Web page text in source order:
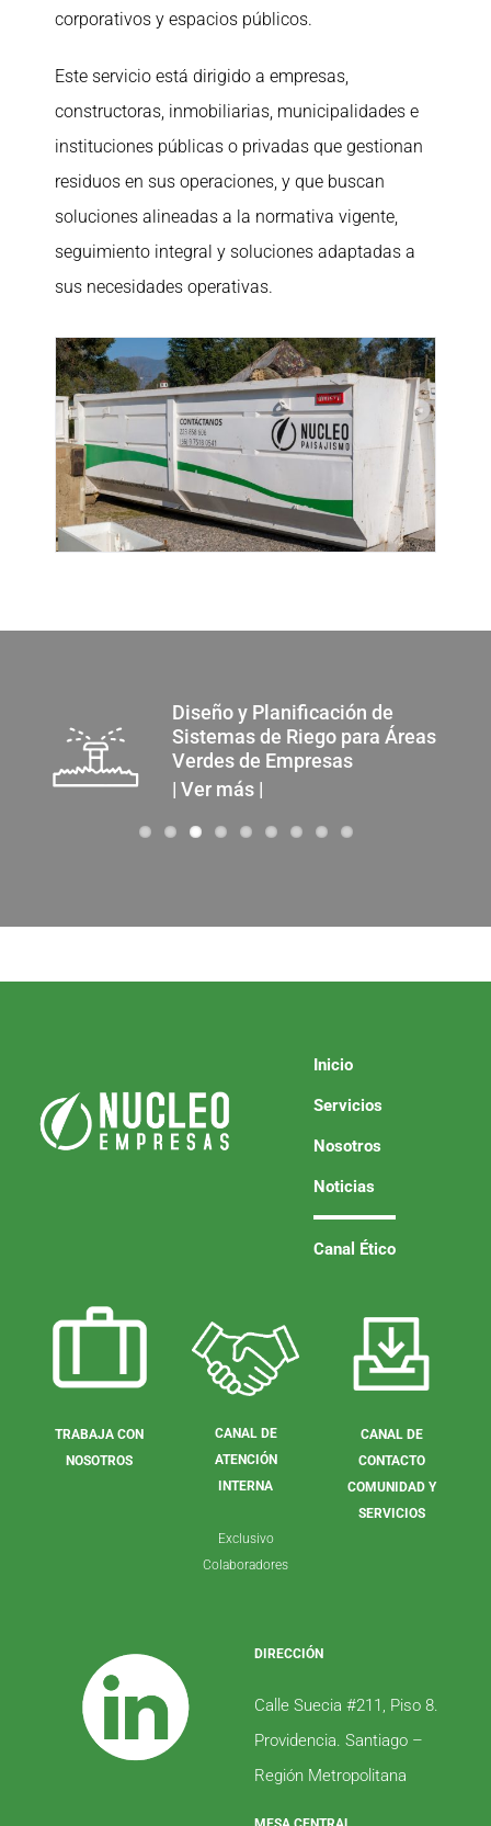
corporativos y espacios públicos.
Este servicio está dirigido a empresas,
constructoras, inmobiliarias, municipalidades e
instituciones públicas o privadas que gestionan
residuos en sus operaciones, y que buscan
soluciones alineadas a la normativa vigente,
seguimiento integral y soluciones adaptadas a
sus necesidades operativas.
Diseño y Planificación de
Sistemas de Riego para Áreas
Verdes de Empresas
| Ver más |
Inicio
Servicios
Nosotros
Noticias
Canal Ético
TRABAJA CON
NOSOTROS
CANAL DE
ATENCIÓN
INTERNA
Exclusivo
Colaboradores
CANAL DE
CONTACTO
COMUNIDAD Y
SERVICIOS
DIRECCIÓN
Calle Suecia #211, Piso 8.
Providencia. Santiago –
Región Metropolitana